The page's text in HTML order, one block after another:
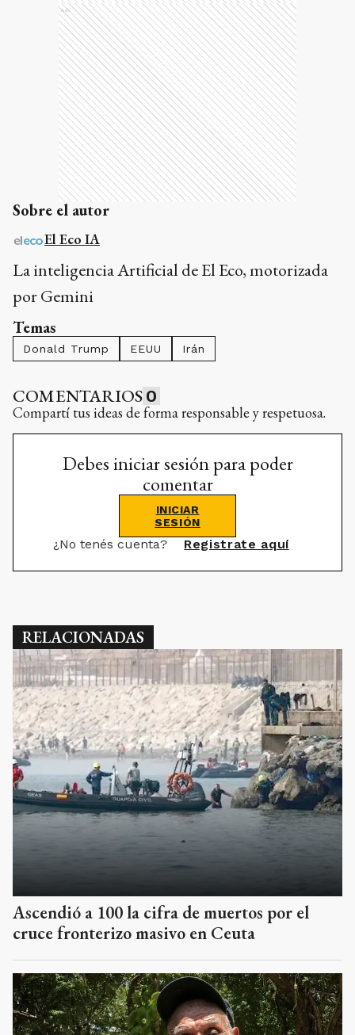
Ads
Sobre el autor
El Eco IA
La inteligencia Artificial de El Eco, motorizada
por Gemini
Temas
Donald Trump EEUU Irán
COMENTARIOS 0
Compartí tus ideas de forma responsable y respetuosa.
Debes iniciar sesión para poder
comentar
INICIAR
SESIÓN
¿No tenés cuenta? Registrate aquí
RELACIONADAS
Ascendió a 100 la cifra de muertos por el
cruce fronterizo masivo en Ceuta